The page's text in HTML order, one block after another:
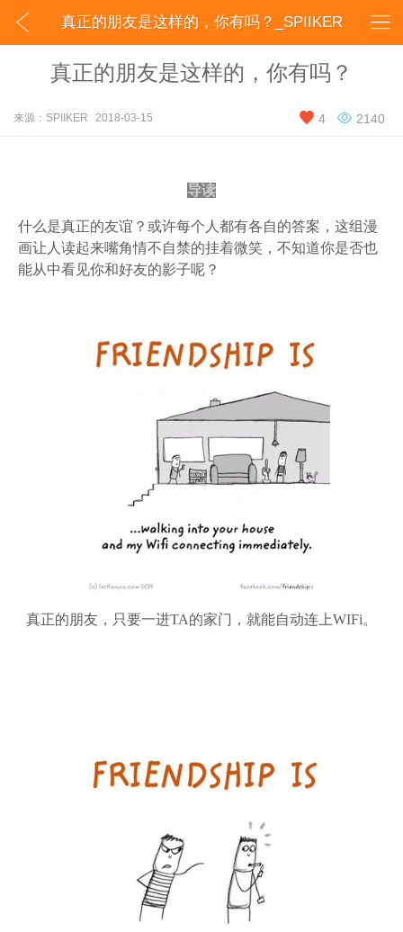
 真正的朋友是这样的，你有吗？_SPIIKER 
真正的朋友是这样的，你有吗？
 2140
 4
来源：SPIIKER 2018-03-15
导读
什么是真正的友谊？或许每个人都有各自的答案，这组漫
画让人读起来嘴角情不自禁的挂着微笑，不知道你是否也
能从中看见你和好友的影子呢？
真正的朋友，只要一进TA的家门，就能自动连上WIFi。